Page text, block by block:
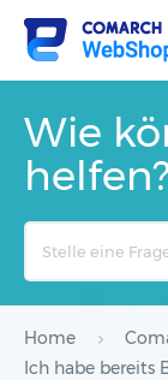
Wie
Home
Ich habe bereits